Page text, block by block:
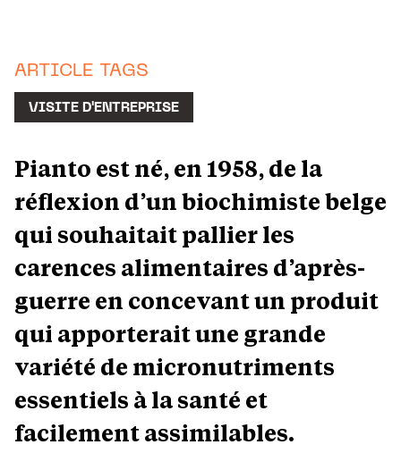
ARTICLE TAGS
VISITE D'ENTREPRISE
Pianto est né, en 1958, de la
réflexion d’un biochimiste belge
qui souhaitait pallier les
carences alimentaires d’après-
guerre en concevant un produit
qui apporterait une grande
variété de micronutriments
essentiels à la santé et
facilement assimilables.